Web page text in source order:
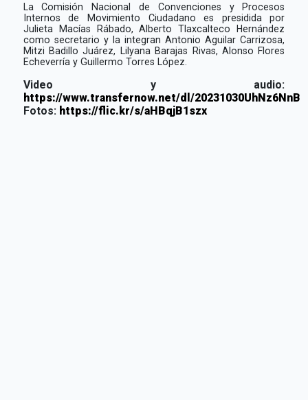
La Comisión Nacional de Convenciones y Procesos
Internos de Movimiento Ciudadano es presidida por
Julieta Macías Rábado, Alberto Tlaxcalteco Hernández
como secretario y la integran Antonio Aguilar Carrizosa,
Mitzi Badillo Juárez, Lilyana Barajas Rivas, Alonso Flores
Echeverría y Guillermo Torres López.
Video y audio:
https://www.transfernow.net/dl/20231030UhNz6NnB
Fotos: https://flic.kr/s/aHBqjB1szx